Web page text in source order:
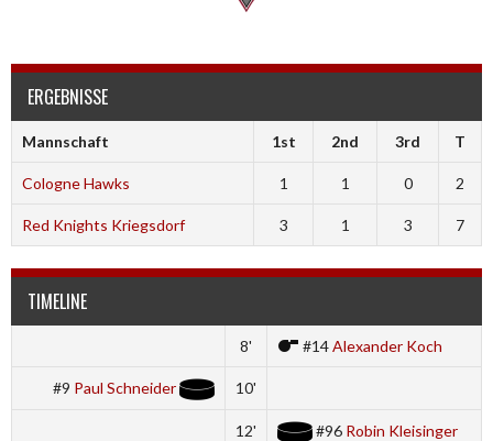
ERGEBNISSE
Mannschaft 1st 2nd 3rd T
Cologne Hawks 1 1 0 2
Red Knights Kriegsdorf 3 1 3 7
TIMELINE
8' #14Alexander Koch
#9 Paul Schneider 10'
12' #96 Robin Kleisinger